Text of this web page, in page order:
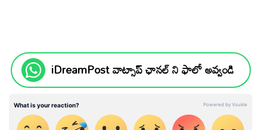
iDreamPost వాట్సాప్ ఛానల్ ని ఫాలో అవ్వండి